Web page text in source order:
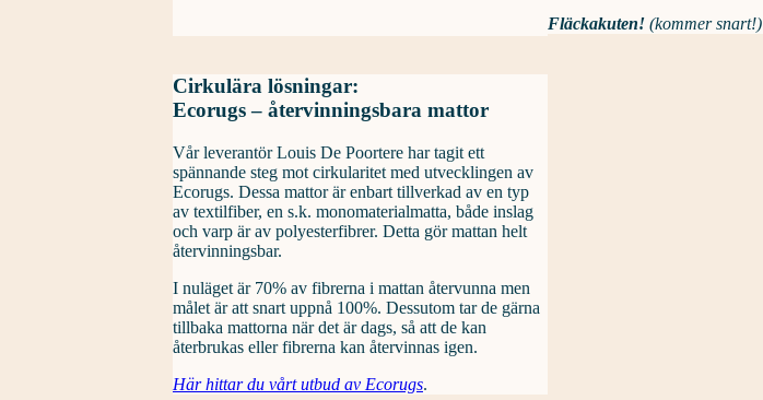
Fläckakuten! (kommer snart!)
Cirkulära lösningar:
Ecorugs – återvinningsbara mattor
Vår leverantör Louis De Poortere har tagit ett
spännande steg mot cirkularitet med utvecklingen av
Ecorugs. Dessa mattor är enbart tillverkad av en typ
av textilfiber, en s.k. monomaterialmatta, både inslag
och varp är av polyesterfibrer. Detta gör mattan helt
återvinningsbar.
I nuläget är 70% av fibrerna i mattan återvunna men
målet är att snart uppnå 100%. Dessutom tar de gärna
tillbaka mattorna när det är dags, så att de kan
återbrukas eller fibrerna kan återvinnas igen.
Här hittar du vårt utbud av Ecorugs.